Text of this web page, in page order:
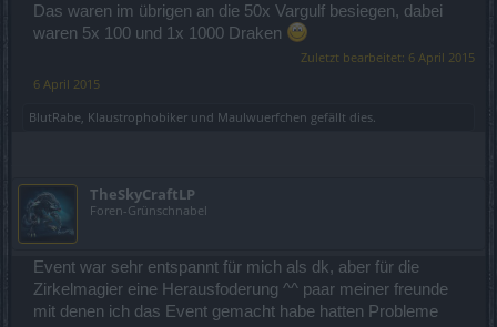
Das waren im übrigen an die 50x Vargulf besiegen, dabei
waren 5x 100 und 1x 1000 Draken
Zuletzt bearbeitet: 6 April 2015
6 April 2015
BlutRabe Klaustrophobiker und Maulwuerfchen gefällt dies.
TheSkyCraftLP
Foren-Grünschnabel
Event war sehr entspannt für mich als dk, aber für die
Zirkelmagier eine Herausfoderung ^^ paar meiner freunde
mit denen ich das Event gemacht habe hatten Probleme